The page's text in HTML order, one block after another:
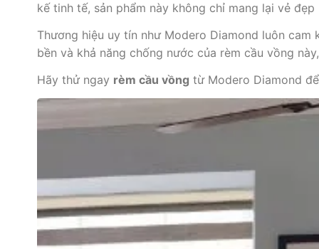
kế tinh tế, sản phẩm này không chỉ mang lại vẻ
Thương hiệu uy tín như Modero Diamond luôn
bền và khả năng chống nước của rèm cầu vồng
Hãy thử ngay rèm cầu vồng từ Modero Diamond